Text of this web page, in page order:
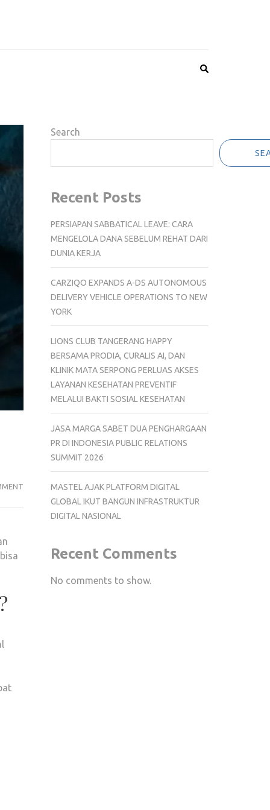
BERAPA
MANUSIA?
PENJELASANNYA
Search
Recent Posts
PERSIAPAN SABBATICAL LEAVE: CARA
MENGELOLA DANA SEBELUM REHAT DARI
DUNIA KERJA
CARZIQO EXPANDS A-DS AUTONOMOUS
DELIVERY VEHICLE OPERATIONS TO NEW
YORK
LIONS CLUB TANGERANG HAPPY
BERSAMA PRODIA, CURALIS AI, DAN
KLINIK MATA SERPONG PERLUAS AKSES
LAYANAN KESEHATAN PREVENTIF
MELALUI BAKTI SOSIAL KESEHATAN
JASA MARGA SABET DUA PENGHARGAAN
PR DI INDONESIA PUBLIC RELATIONS
SUMMIT 2026
MASTEL AJAK PLATFORM DIGITAL
GLOBAL IKUT BANGUN INFRASTRUKTUR
DIGITAL NASIONAL
Recent Comments
No comments to show.